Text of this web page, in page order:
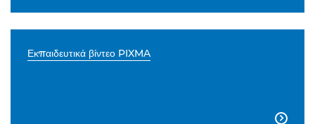
Εκπαιδευτικά βίντεο PIXMA
